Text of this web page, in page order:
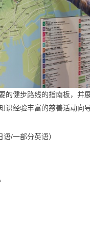
的健步路线的指南板，并
经验丰富的慈善活动向导
/一部分英语）